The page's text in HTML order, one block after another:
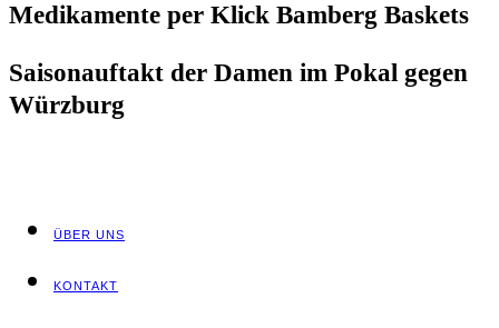
Medi­ka­men­te per Klick Bam­berg Baskets
Sai­son­auf­takt der Damen im Pokal gegen
Würzburg
ÜBER UNS
KON­TAKT